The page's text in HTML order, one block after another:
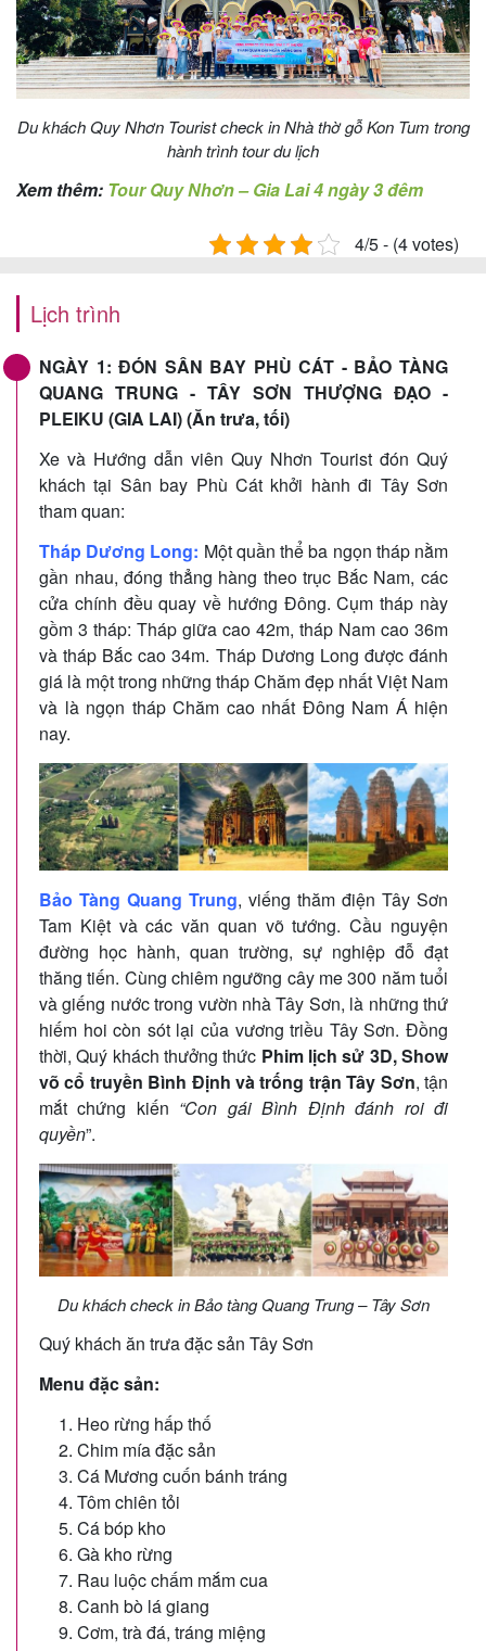
Du khách Quy Nhơn Tourist check in Nhà thờ gỗ Kon Tum trong
hành trình tour du lịch
Xem thêm: Tour Quy Nhơn – Gia Lai 4 ngày 3 đêm
4/5 - (4 votes)
Lịch trình
NGÀY 1: ĐÓN SÂN BAY PHÙ CÁT - BẢO TÀNG
QUANG TRUNG - TÂY SƠN THƯỢNG ĐẠO -
PLEIKU (GIA LAI) (Ăn trưa, tối)
Xe và Hướng dẫn viên Quy Nhơn Tourist đón Quý
khách tại Sân bay Phù Cát khởi hành đi Tây Sơn
tham quan:
Tháp Dương Long: Một quần thể ba ngọn tháp nằm
gần nhau, đóng thẳng hàng theo trục Bắc Nam, các
cửa chính đều quay về hướng Đông. Cụm tháp này
gồm 3 tháp: Tháp giữa cao 42m, tháp Nam cao 36m
và tháp Bắc cao 34m. Tháp Dương Long được đánh
giá là một trong những tháp Chăm đẹp nhất Việt Nam
và là ngọn tháp Chăm cao nhất Đông Nam Á hiện
nay.
Bảo Tàng Quang Trung, viếng thăm điện Tây Sơn
Tam Kiệt và các văn quan võ tướng. Cầu nguyện
đường học hành, quan trường, sự nghiệp đỗ đạt
thăng tiến. Cùng chiêm ngưỡng cây me 300 năm tuổi
và giếng nước trong vườn nhà Tây Sơn, là những thứ
hiếm hoi còn sót lại của vương triều Tây Sơn. Đồng
thời, Quý khách thưởng thức Phim lịch sử 3D,Show
võ cổ truyền Bình Định và trống trận Tây Sơn, tận
mắt chứng kiến “Con gái Bình Định đánh roi đi
quyền”.
Du khách check in Bảo tàng Quang Trung – Tây Sơn
Quý khách ăn trưa đặc sản Tây Sơn
Menu đặc sản:
Heo rừng hấp thố
Chim mía đặc sản
Cá Mương cuốn bánh tráng
Tôm chiên tỏi
Cá bóp kho
Gà kho rừng
Rau luộc chấm mắm cua
Canh bò lá giang
Cơm, trà đá, tráng miệng